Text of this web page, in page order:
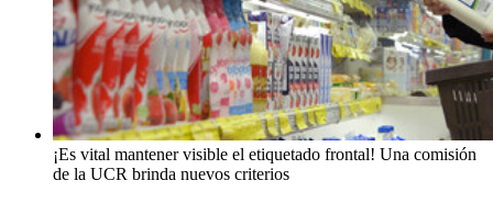
¡Es vital mantener visible el etiquetado frontal! Una comisión
de la UCR brinda nuevos criterios